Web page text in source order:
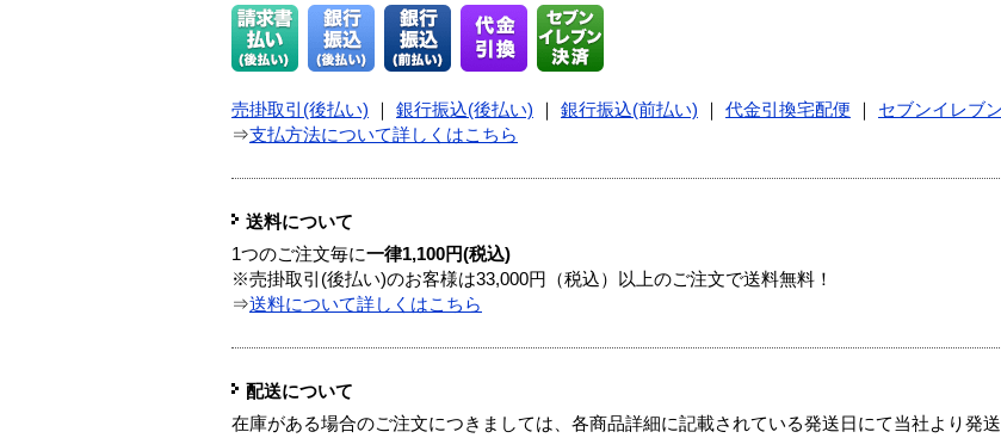
売掛取引(後払い) 銀行振込(後払い) 銀行振込(前払い) 代金引換宅配便
セブンイレブ
⇒支払方法について詳しくはこちら
送料について
1つのご注文毎に一律1,100円(税込)
※売掛取引(後払い)のお客様は33,000円（税込）以上のご注文で送料無料！
⇒送料について詳しくはこちら
配送について
在庫がある場合のご注文につきましては、各商品詳細に記載されている発送日にて当社より発送